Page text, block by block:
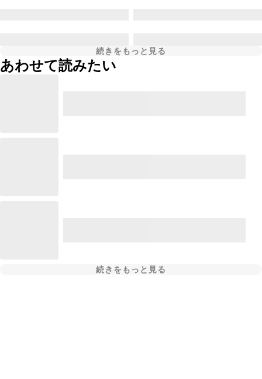
続きをもっと見る
あわせて読みたい
続きをもっと見る